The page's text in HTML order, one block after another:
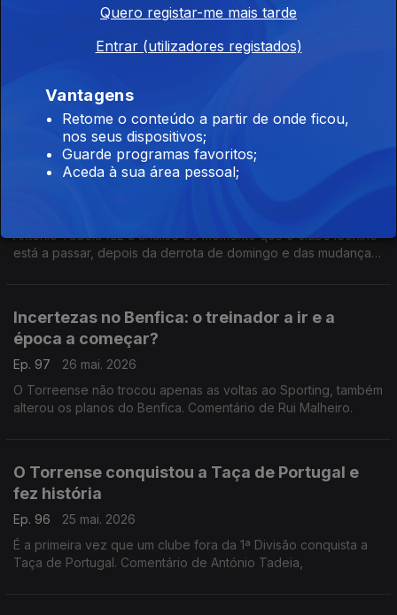
Quem é o favorito a vencer a a Liga dos
Ep. 99
29 mai. 2026
Comentário de António Tadeia.
É um fim de ciclo para o Sporting CP?
António Tadeia faz a análise do momento que o clube leonino
está a passar, depois da derrota de domingo e das mudanças
Incertezas no Benfica: o treinador a ir e a
época a começar?
Ep. 97
26 mai. 2026
O Torreense não trocou apenas as voltas ao Sporting, também
alterou os planos do Benfica. Comentário de Rui Malheiro.
O Torrense conquistou a Taça de Portugal e
fez história
Ep. 96
25 mai. 2026
É a primeira vez que um clube fora da 1ª Divisão conquista a
Taça de Portugal. Comentário de António Tadeia,
Quero registar-me mais tarde
Entrar (utilizadores registados)
Vantagens
Retome o conteúdo a partir de onde ficou,
nos seus dispositivos;
Guarde programas favoritos;
Aceda à sua área pessoal;